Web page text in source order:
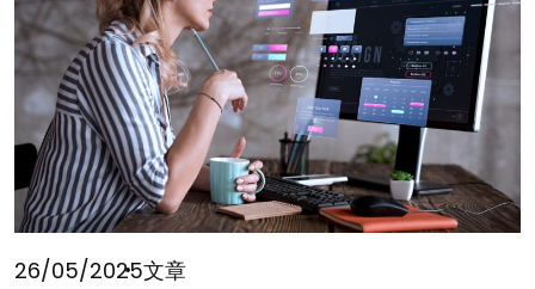
26/05/2025文章